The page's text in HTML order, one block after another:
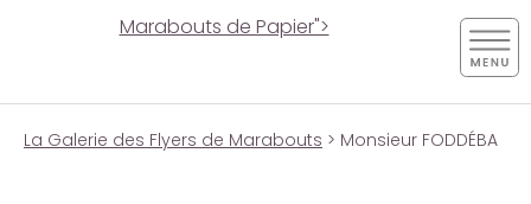
Marabouts de Papier">
La Galerie des Flyers de Marabouts > Monsieur FODDÉBA